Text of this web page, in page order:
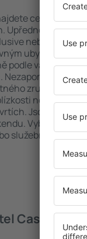
celou řadu
Upřednostňujete
nebo hledáte
ubytováním?
podle vašich
Nezapomeňte
zrušení
Jsou jako
Vyberte
služební cestu
Case